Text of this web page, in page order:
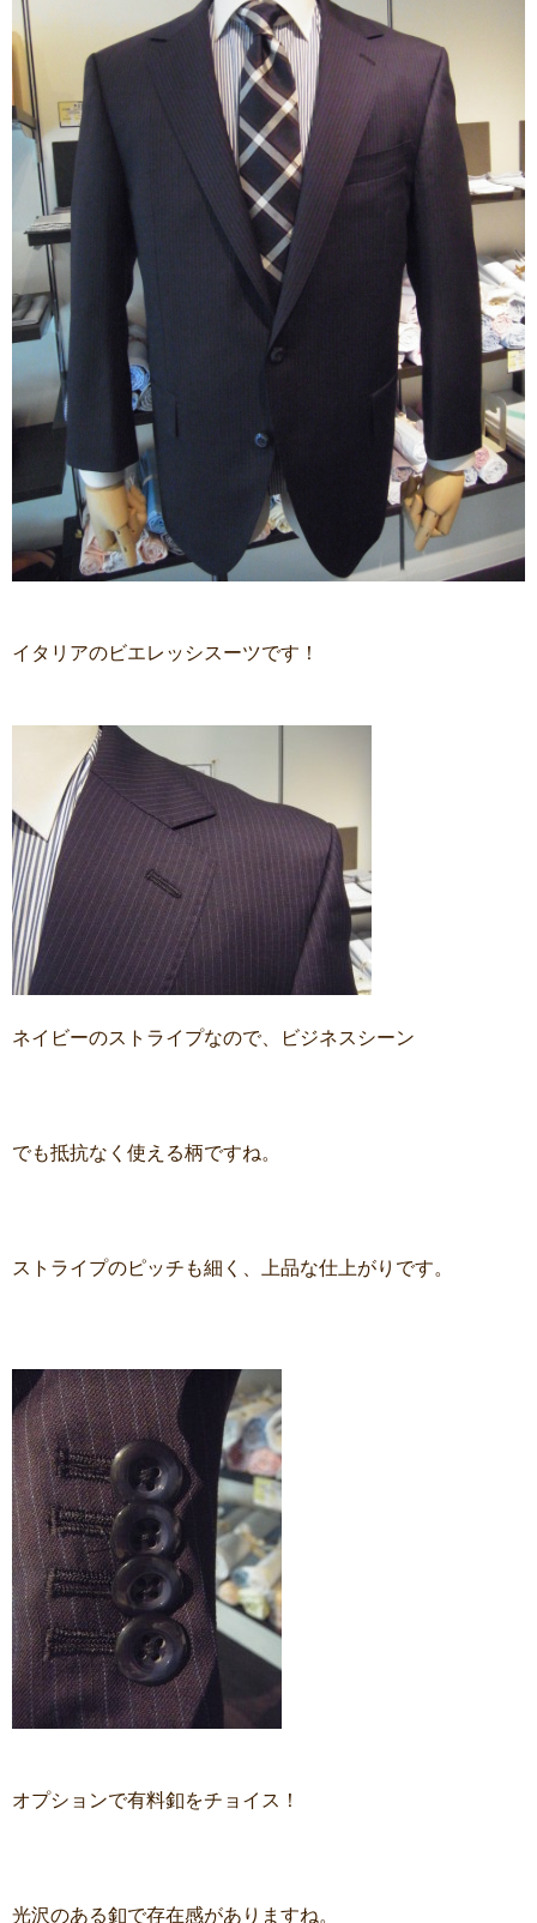
イタリアのビエレッシスーツです！
ネイビーのストライプなので、ビジネスシーン
でも抵抗なく使える柄ですね。
ストライプのピッチも細く、上品な仕上がりです。
オプションで有料釦をチョイス！
光沢のある釦で存在感がありますね。